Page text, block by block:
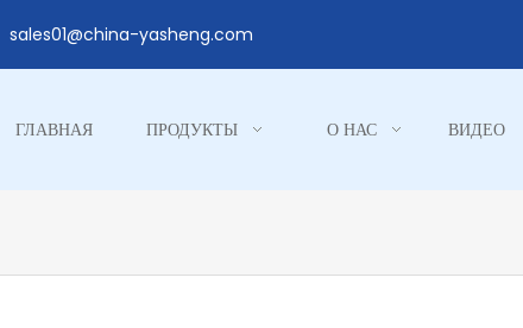
sales01@china-yasheng.com
ГЛАВНАЯ ПРОДУКТЫ О НАС ВИДЕО